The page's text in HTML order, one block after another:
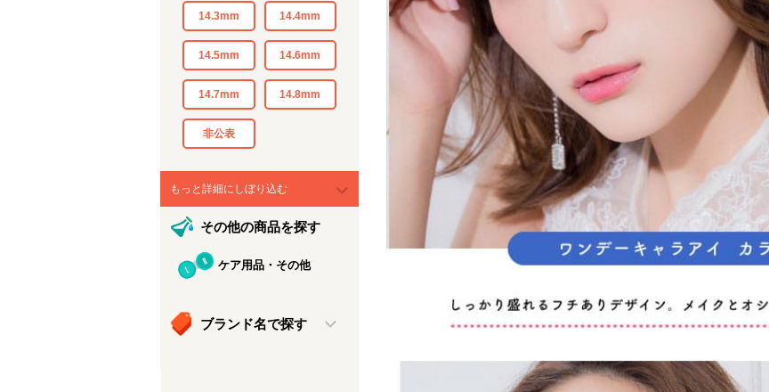
14.3mm 14.4mm
14.5mm 14.6mm
14.7mm 14.8mm
非公表
もっと詳細にしぼり込む
その他の商品を探す
ケア用品・その他
ブランド名で探す